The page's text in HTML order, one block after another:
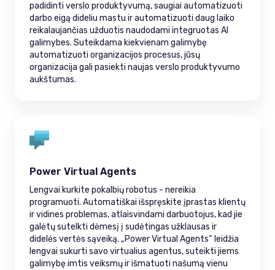
padidinti verslo produktyvumą, saugiai automatizuoti
darbo eigą dideliu mastu ir automatizuoti daug laiko
reikalaujančias užduotis naudodami integruotas AI
galimybes. Suteikdama kiekvienam galimybę
automatizuoti organizacijos procesus, jūsų
organizacija gali pasiekti naujas verslo produktyvumo
aukštumas.
Power Virtual Agents
Lengvai kurkite pokalbių robotus - nereikia
programuoti. Automatiškai išspręskite įprastas klientų
ir vidines problemas, atlaisvindami darbuotojus, kad jie
galėtų sutelkti dėmesį į sudėtingas užklausas ir
didelės vertės sąveiką. „Power Virtual Agents“ leidžia
lengvai sukurti savo virtualius agentus, suteikti jiems
galimybę imtis veiksmų ir išmatuoti našumą vienu